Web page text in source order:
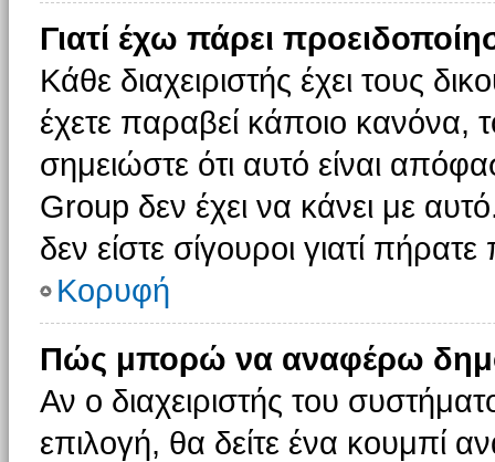
Γιατί έχω πάρει
Κάθε διαχειριστής έχει τους
έχετε παραβεί κάποιο κανόνα,
σημειώστε ότι αυτό είναι
Group δεν έχει να κάνει με
δεν είστε σίγουροι γιατί
Κορυφή
Πώς μπορώ να αναφέρω
Αν ο διαχειριστής του
επιλογή, θα δείτε ένα κουμπί